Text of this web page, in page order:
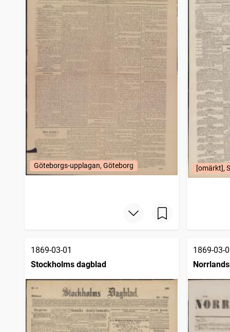
Skellefteå nya tidning
5
träffar
Tidning för Falu län och stad
5
träffar
Nora stads och Bergslags tidning
träffar
Söderköpings nya tidning
5
träffar
Åmåls weckoblad (Åmål : 1866)
träffar
Svenska weckobladet
5
träffar
Grenna tidning
träffar
Oscarshamnsposten
4
träffar
Filipstads stads och bergslags tidning
träffar
Västerviks veckoblad
träffar
Norrbottens kuriren
4
träffar
Gotlands läns nya tidning
träffar
Norrbottensposten (1847)
träffar
Dalpilen (1854)
träffar
Södertelge tidning
träffar
4
4
Köpings tidning
4
träffar
Alingsås weckoblad
Arbetaren (Göteborg : 1869)
Göteborgs-upplagan, Göteborg [omärkt],
1869-03-01
Stockholms dagblad
1869-03-